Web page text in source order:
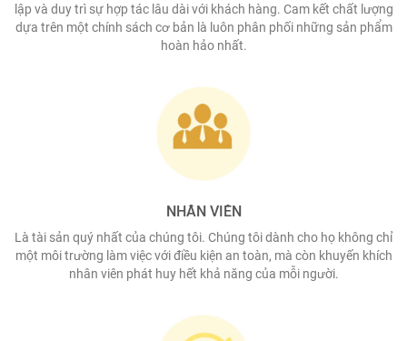
lập và duy trì sự hợp tác lâu dài với khách hàng. Cam kết chất lượng
dựa trên một chính sách cơ bản là luôn phân phối những sản phẩm
hoàn hảo nhất.
NHÂN VIÊN
Là tài sản quý nhất của chúng tôi. Chúng tôi dành cho họ không chỉ
một môi trường làm việc với điều kiện an toàn, mà còn khuyến khích
nhân viên phát huy hết khả năng của mỗi người.